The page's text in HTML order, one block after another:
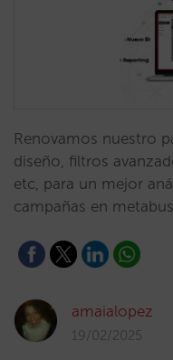
Renovamos nuestro
diseño, filtros
etc, para un mejor
campañas en
amaialopez
19/02/2025